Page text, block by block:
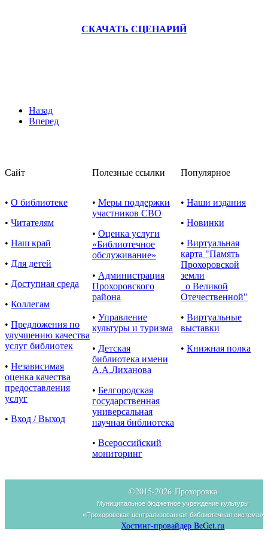
СКАЧАТЬ СЦЕНАРИЙ
Назад
Вперед
Сайт Полезные ссылки Популярное
• О библиотеке
• Читателям
• Наш край
• Для детей
• Доступная среда
• Коллегам
• Предложения по
улучшению качества
услуг библиотек
• Независимая
оценка качества
предоставления
услуг
• Вход / Выход
• Меры поддержки
участников СВО
• Оценка услуги
«Библиотечное
обслуживание»
• Администрация
Прохоровского
района
• Управление
культуры и туризма
• Детская
библиотека имени
А.А.Лиханова
• Белгородская
государственная
универсальная
научная библиотека
• Всероссийский
мониторинг
• Наши издания
• Новинки
• Виртуальная
карта "Память
Прохоровской
земли
о Великой
Отечественной"
• Виртуальные
выставки
• Книжная полка
©2015-2026 Прохоровка
Муниципальное бюджетное учреждение культуры
«Прохоровская централизованная библиотечная система»
Хостинг-провайдер BeGet.ru